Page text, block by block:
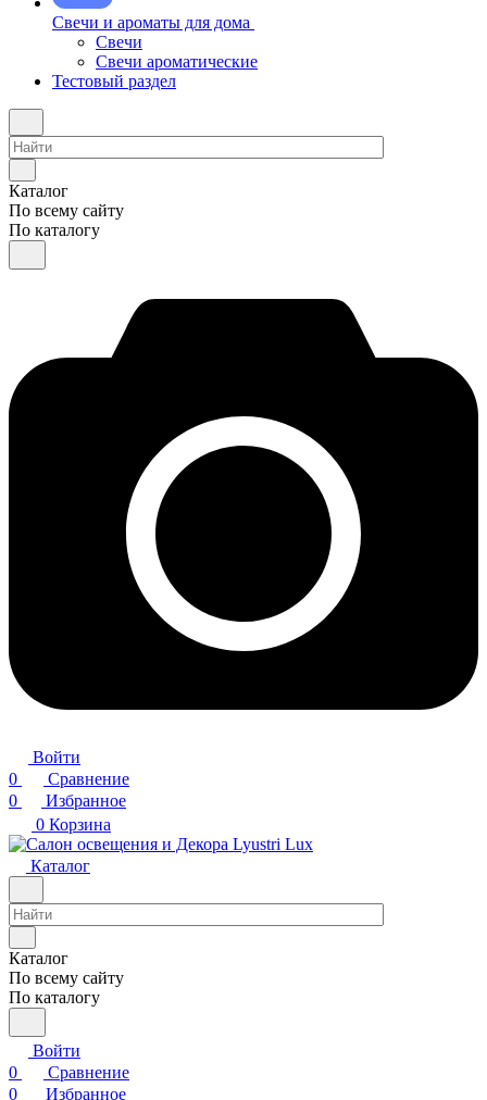
Свечи и ароматы для дома
Свечи
Свечи ароматические
Тестовый раздел
Каталог
По всему сайту
По каталогу
Войти
0
Сравнение
0
Избранное
0 Корзина
Каталог
Каталог
По всему сайту
По каталогу
Войти
0
Сравнение
0
Избранное